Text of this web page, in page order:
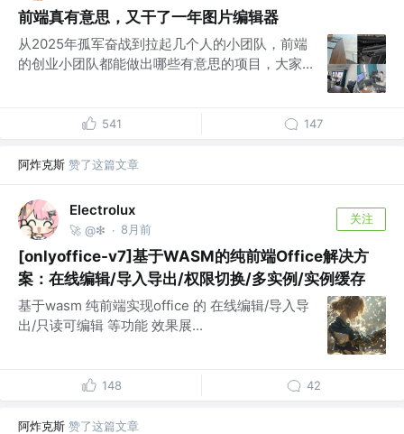
前端真有意思，又干了一年图片编辑器
从2025年孤军奋战到拉起几个人的小团队，前端
的创业小团队都能做出哪些有意思的项目，大家...
541 147
阿炸克斯 赞了这篇文章
Electrolux
🚀 @❇ · 8月前
关注
[onlyoffice-v7]基于WASM的纯前端Office解决方
案：在线编辑/导入导出/权限切换/多实例/实例缓存
基于wasm 纯前端实现office 的 在线编辑/导入导
出/只读可编辑 等功能 效果展...
148 42
阿炸克斯 赞了这篇文章